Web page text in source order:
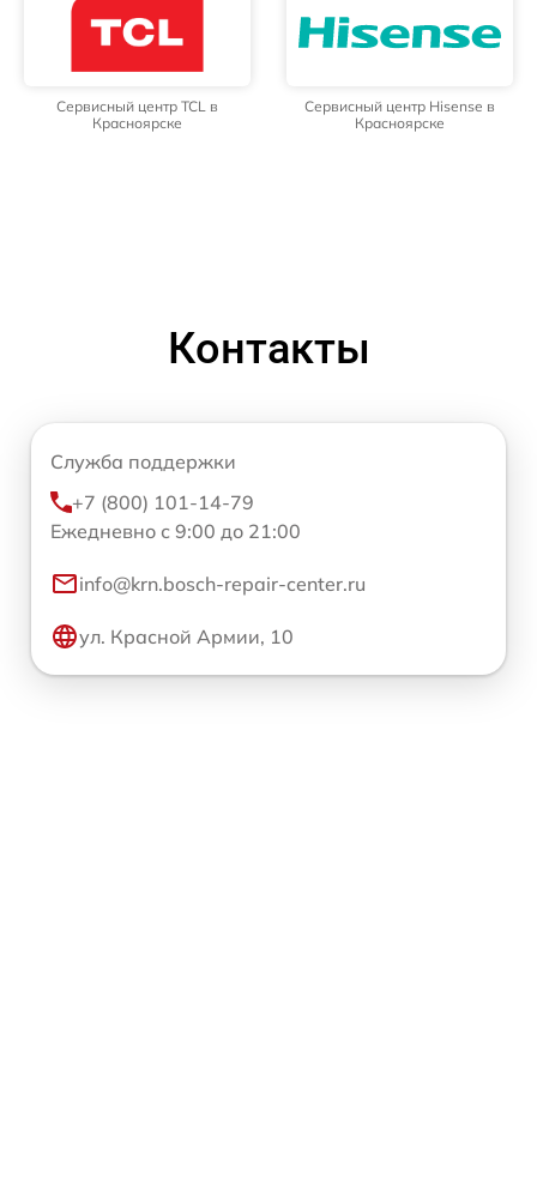
Сервисный центр TCL в
Красноярске
Сервисный центр Hisense в
Красноярске
Контакты
Служба поддержки
+7 (800) 101-14-79
Ежедневно с 9:00 до 21:00
info@krn.bosch-repair-center.ru
ул. Красной Армии, 10